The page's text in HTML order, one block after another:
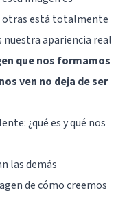
otras está totalmente
nuestra apariencia real
que nos formamos
ven no deja de ser
¿qué es y qué nos
las demás
de cómo creemos